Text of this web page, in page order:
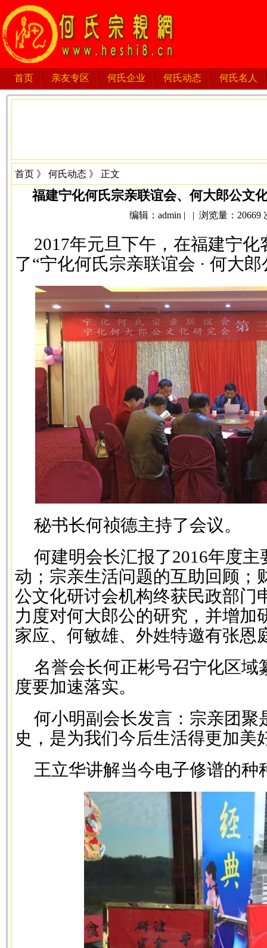
首页 亲友专区 何氏企业 何氏动态 何氏名人
首页 》 何氏动态 》 正文
福建宁化何氏宗亲联谊会、何大郎公文
编辑：admin | | 浏览量：20669
2017年元旦下午，在福建宁
了“宁化何氏宗亲联谊会 · 何大
秘书长何祯德主持了会议。
何建明会长汇报了2016年度
动；宗亲生活问题的互助回顾；
公文化研讨会机构终获民政部门
力度对何大郎公的研究，并增加
家应、何敏雄、外姓特邀有张恩
名誉会长何正彬号召宁化区域
度要加速落实。
何小明副会长发言：宗亲团聚
史，是为我们今后生活得更加美
王立华讲解当今电子修谱的种